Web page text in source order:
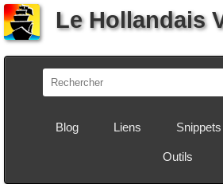
Le Hollandais
Blog Liens Snippets
Outils